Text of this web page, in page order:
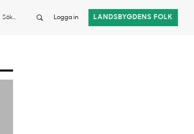
Sök Logga in LANDSBYGDENS FOLK